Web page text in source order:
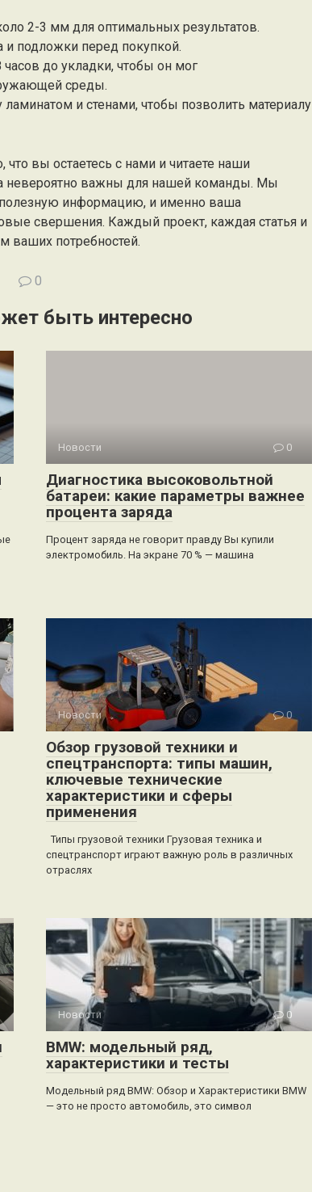
2-3 мм для оптимальных результатов.
и подложки перед покупкой.
до укладки, чтобы он мог
среды.
и стенами, чтобы позволить материалу
вы остаетесь с нами и читаете наши
невероятно важны для нашей команды. Мы
информацию, и именно ваша
свершения. Каждый проект, каждая статья и
ваших потребностей.
0
быть интересно
Новости 0
Диагностика высоковольтной
батареи: какие параметры важнее
процента заряда
Процент заряда не говорит правду Вы купили
электромобиль. На экране 70 % — машина
Новости 0
Обзор грузовой техники и
спецтранспорта: типы машин,
ключевые технические
характеристики и сферы
применения
Типы грузовой техники Грузовая техника и
спецтранспорт играют важную роль в различных
отраслях
Новости 0
BMW: модельный ряд,
характеристики и тесты
Модельный ряд BMW: Обзор и Характеристики BMW
— это не просто автомобиль, это символ